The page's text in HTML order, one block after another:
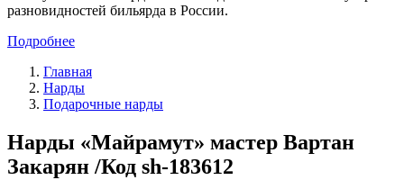
разновидностей бильярда в России.
Подробнее
Главная
Нарды
Подарочные нарды
Нарды «Майрамут» мастер Вартан
Закарян /Код sh-183612